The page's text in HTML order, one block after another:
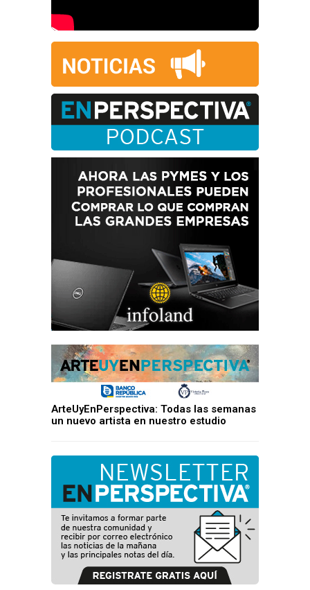
ArteUyEnPerspectiva: Todas las semanas
un nuevo artista en nuestro estudio